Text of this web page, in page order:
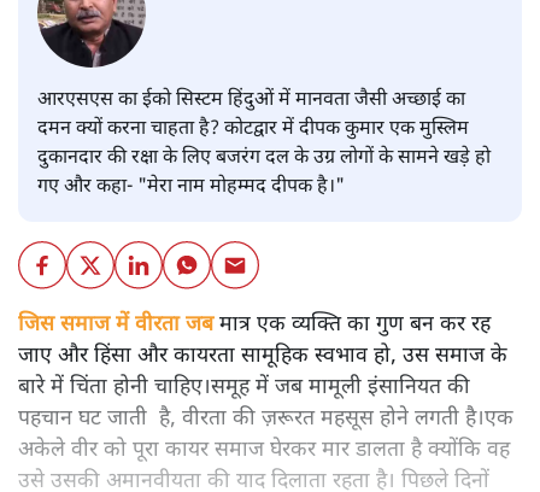
आरएसएस का ईको सिस्टम हिंदुओं में मानवता जैसी अच्छाई का
दमन क्यों करना चाहता है? कोटद्वार में दीपक कुमार एक मुस्लिम
दुकानदार की रक्षा के लिए बजरंग दल के उग्र लोगों के सामने खड़े हो
गए और कहा- "मेरा नाम मोहम्मद दीपक है।"
जिस समाज में वीरता जबमात्र एक व्यक्ति का गुण बन कर रह
जाए और हिंसा और कायरता सामूहिक स्वभाव हो, उस समाज के
बारे में चिंता होनी चाहिए।समूह में जब मामूली इंसानियत की
पहचान घट जाती है, वीरता की ज़रूरत महसूस होने लगती है।एक
अकेले वीर को पूरा कायर समाज घेरकर मार डालता है क्योंकि वह
उसे उसकी अमानवीयता की याद दिलाता रहता है। पिछले दिनों